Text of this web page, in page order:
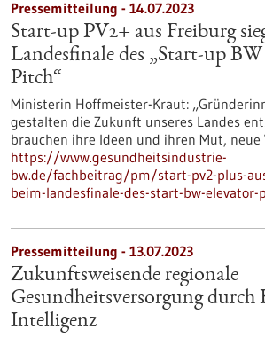
Pressemitteilung - 14.07.2023
Start-up PV2+ aus Freiburg
Landesfinale des „Start-up
Pitch“
Ministerin Hoffmeister-Kraut:
gestalten die Zukunft unseres Landes
brauchen ihre Ideen und ihren Mut, neue
https://www.gesundheitsindustrie-
bw.de/fachbeitrag/pm/start-pv2-plus-
beim-landesfinale-des-start-bw-elevator-
Pressemitteilung - 13.07.2023
Zukunftsweisende regionale
Gesundheitsversorgung durch
Intelligenz